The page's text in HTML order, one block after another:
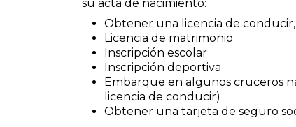
su acta de nacimiento:
Obtener una licencia de
Licencia de matrimonio
Inscripción escolar
Inscripción deportiva
Embarque en algunos cruceros
licencia de conducir)
Obtener una tarjeta de seguro